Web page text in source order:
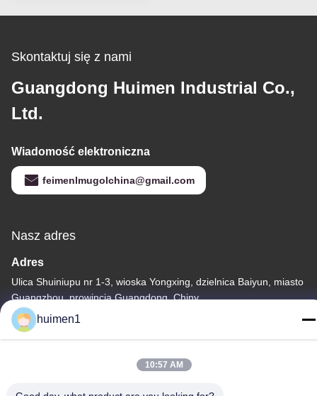
odpornej na zużycie,
Skontaktuj się z nami
Guangdong Huimen Industrial Co.,
Ltd.
Wiadomość elektroniczna
feimenlmugolchina@gmail.com
Nasz adres
Adres
Ulica Shuiniupu nr 1-3, wioska Yongxing, dzielnica Baiyun, miasto
Guangzhou, prowincja Guangdong, Chiny
Tel. huimen1
10:57 AM